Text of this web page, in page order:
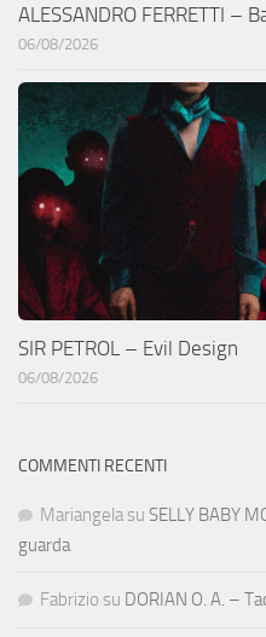
ALESSANDRO FERRETTI –
06/08/2026
SIR PETROL – Evil Design
06/08/2026
COMMENTI RECENTI
Mariangela su SELLY BABY
guarda
Fabrizio su DORIAN O. A. –